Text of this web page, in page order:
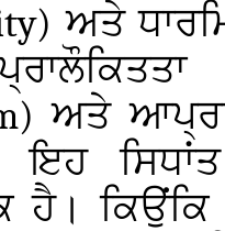
ਅਤੇ
ਅਤੇ
ਹੈ।